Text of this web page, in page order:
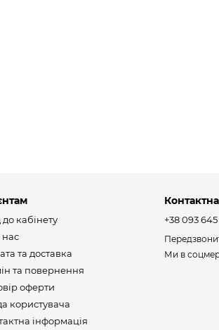
до кабінету
та доставка
та повернення
оферти
користувача
інформація
+38 093 645
Ми в